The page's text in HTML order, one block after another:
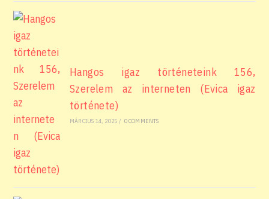
Hangos igaz történeteink 156,
Szerelem az interneten (Evica igaz
története)
MÁRCIUS 14, 2025 / 0 COMMENTS